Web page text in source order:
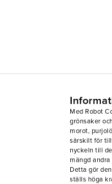
Med Robot
grönsaker
morot,
särskilt för
nyckeln till
mängd
Detta gör
ställs höga